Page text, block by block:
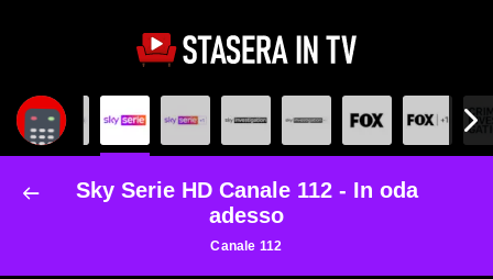
Sky Serie HD Canale 112 - In oda
adesso
Canale 112